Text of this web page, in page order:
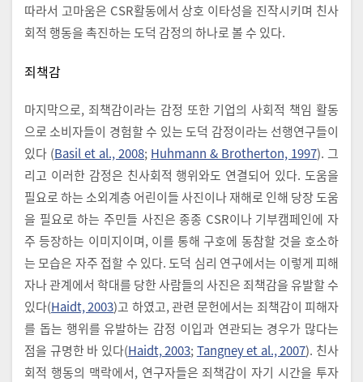
따라서 고마움은 CSR활동에서 상호 이타성을 진작시키며 친사
회적 행동을 촉진하는 도덕 감정의 하나로 볼 수 있다.
죄책감
마지막으로, 죄책감이라는 감정 또한 기업의 사회적 책임 활동
으로 소비자들이 경험할 수 있는 도덕 감정이라는 선행연구들이
있다 (Basil et al., 2008; Huhmann & Brotherton, 1997). 그
리고 이러한 감정은 친사회적 행위와도 연결되어 있다. 도움을
필요로 하는 소외계층 어린이들 사진이나 재해로 인해 당장 도움
을 필요로 하는 주민들 사진은 종종 CSR이나 기부캠페인에 자
주 등장하는 이미지이며, 이를 통해 구호에 동참할 것을 호소하
는 모습은 자주 접할 수 있다. 도덕 심리 연구에서는 이렇게 피해
자나 관계에서 학대를 당한 사람들의 사진은 죄책감을 유발할 수
있다(Haidt, 2003)고 하였고, 관련 문헌에서는 죄책감이 피해자
를 돕는 행위를 유발하는 감정 이입과 연관되는 경우가 많다는
점을 규명한 바 있다(Haidt, 2003;Tangney et al., 2007). 친사
회적 행동의 맥락에서, 연구자들은 죄책감이 자기 시간을 투자